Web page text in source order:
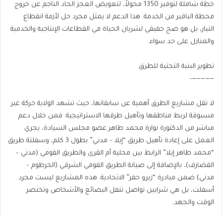
خطة شاملة لتوفير 1350 محولاً، لتعويض العجز الحاد الناجم عن خروج
محطة الباقير من الخدمة. هذا الدعم لا يمثل مجرد حل لأزمة انقطاع
التيار، بل هو ضخ حقيقي لشريان الحياة في القطاعات الإنتاجية والخدمية
والمنازل على حد سواء.
تطوير البنية التحتية للطرق
—————-
لا تقل مشاريع الطرق أهمية عن سابقاتها، حيث تشهد الولاية حركة غير
مسبوقة لربط مناطقها وتأهيل طرقها الاستراتيجية. فمن خلال دعم
مباشر من الدكتورة نوارة محمد طاهر عضو مجلس السيادة، يجري
العمل على إعادة تأهيل طريق “إيلا – مدني” بطول 3 كلم، وسفلتة طريق
“محمد طاهر إيلا” الرابط بين محلية أم القرى والطريق القومي (مدني –
القضارف)، بالإضافة إلى صيانة الطريق القومي الشرقي (الخرطوم –
مدني) ضمن مبادرة “زيرو حفر” الاتحادية. هذه المشاريع ليست مجرد
أسفلت، بل هي شرايين تواصل تنقل البضائع والأشخاص وتختصر
الوقت والجهد.